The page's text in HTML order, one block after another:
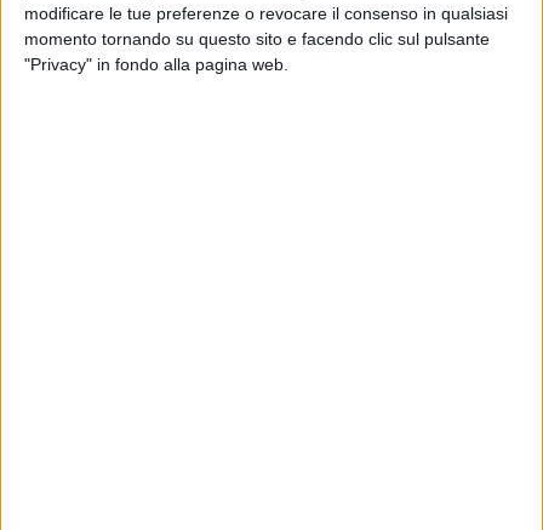
modificare le tue preferenze o revocare il consenso in qualsiasi
momento tornando su questo sito e facendo clic sul pulsante
"Privacy" in fondo alla pagina web.
Marco Arturo Romano.
Salvo ulteriori colpi di scena torna quindi il sereno in casa
biancorossa, con l'iter per l'iscrizione al campionato di Serie